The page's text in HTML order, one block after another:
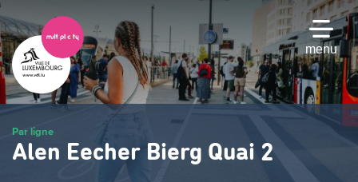
Passer
au
contenu
principal
menu
Par ligne
Alen Eecher Bierg Quai 2